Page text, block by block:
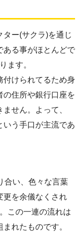
ー(サクラ)を通じ
ある事がほとんどで
ます。
付けられてるため身
の住所や銀行口座を
せん。よって、
いう手口が主流であ
合い、色々な言葉
更を余儀なくされ
この一連の流れは
まれたものです。